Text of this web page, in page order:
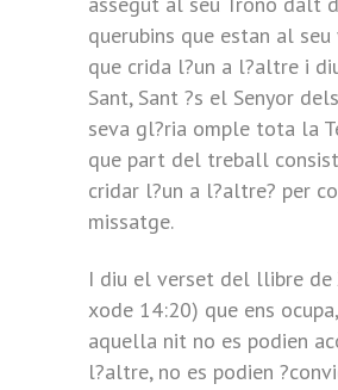
querubins que estan al
que crida l?un a l?altre i
Sant, Sant ?s el Senyor
seva gl?ria omple tota la
que part del treball
cridar l?un a l?altre? per
missatge.
I diu el verset del llibre de
xode 14:20) que ens
aquella nit no es podien
l?altre, no es podien